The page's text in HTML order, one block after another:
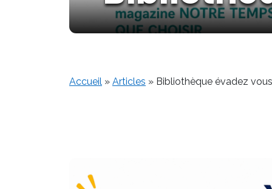
Accueil » Articles » Bibliothèque évadez vous